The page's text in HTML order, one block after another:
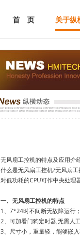
首 页 关于纵
无风扇工控机的特点及应用介
什么是无风扇工控机?无风扇
对低功耗的CPU可作中央处理
一、无风扇工控机的特点
1、7*24时不间断无故障运行；
2、可加看门狗定时器,无需人
3、尺寸小，重量轻，能够嵌